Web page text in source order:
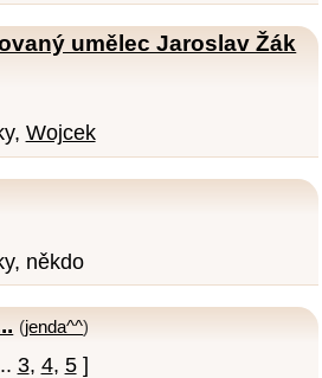
umělec Jaroslav Žák
Wojcek
někdo
(jenda^^)
3, 4, 5]